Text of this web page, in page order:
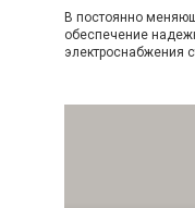
В постоянно
обеспечение
электроснабжения